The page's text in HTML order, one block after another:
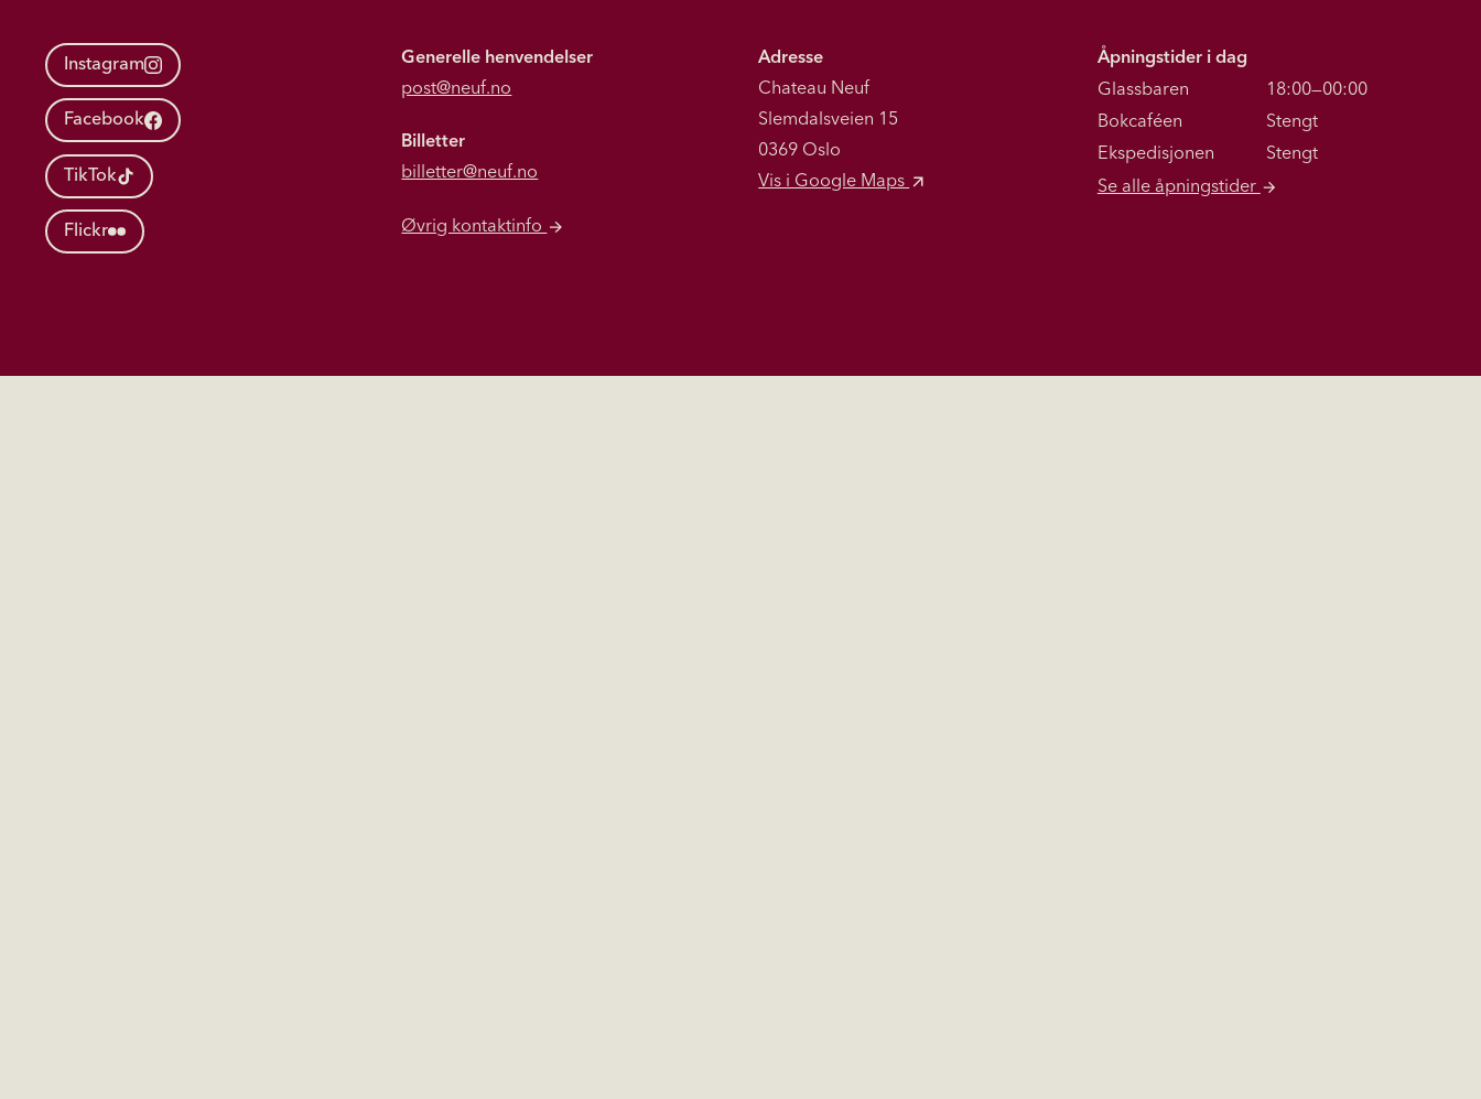
Instagram
Facebook
TikTok
Flickr
Generelle henvendelser
post@neuf.no
Billetter
billetter@neuf.no
Øvrig kontaktinfo
Adresse
Chateau Neuf
Slemdalsveien 15
0369 Oslo
Vis i Google Maps
Åpningstider i dag
Glassbaren
18:00—00:00
Bokcaféen
Stengt
Ekspedisjonen
Stengt
Se alle åpningstider